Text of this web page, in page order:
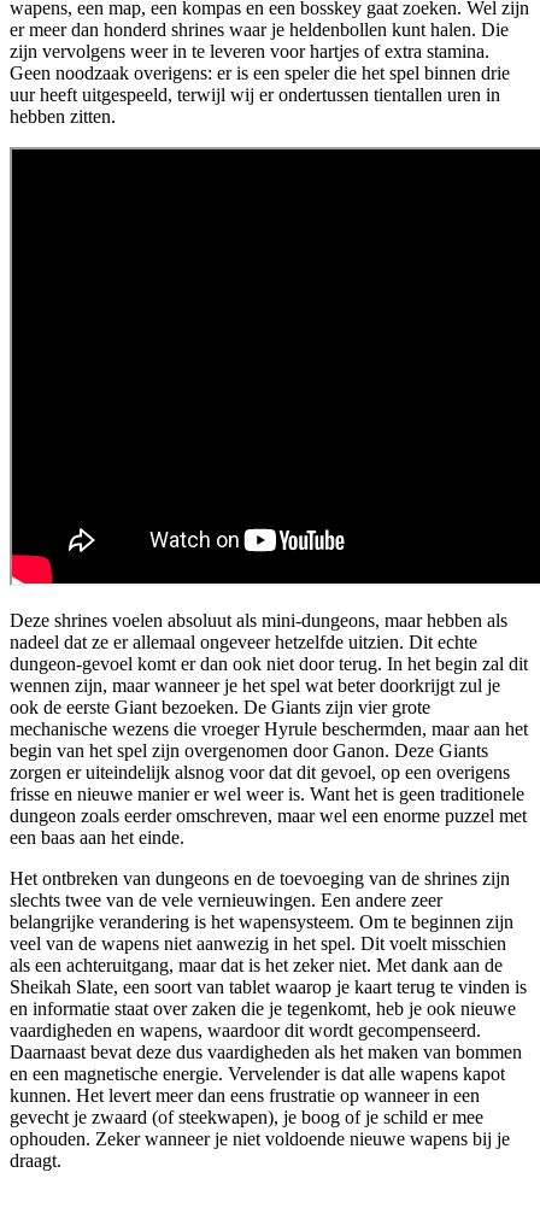
wapens, een map, een kompas en een bosskey gaat zoeken. Wel zijn
er meer dan honderd shrines waar je heldenbollen kunt halen. Die
zijn vervolgens weer in te leveren voor hartjes of extra stamina.
Geen noodzaak overigens: er is een speler die het spel binnen drie
uur heeft uitgespeeld, terwijl wij er ondertussen tientallen uren in
hebben zitten.
Deze shrines voelen absoluut als mini-dungeons, maar hebben als
nadeel dat ze er allemaal ongeveer hetzelfde uitzien. Dit echte
dungeon-gevoel komt er dan ook niet door terug. In het begin zal dit
wennen zijn, maar wanneer je het spel wat beter doorkrijgt zul je
ook de eerste Giant bezoeken. De Giants zijn vier grote
mechanische wezens die vroeger Hyrule beschermden, maar aan het
begin van het spel zijn overgenomen door Ganon. Deze Giants
zorgen er uiteindelijk alsnog voor dat dit gevoel, op een overigens
frisse en nieuwe manier er wel weer is. Want het is geen traditionele
dungeon zoals eerder omschreven, maar wel een enorme puzzel met
een baas aan het einde.
Het ontbreken van dungeons en de toevoeging van de shrines zijn
slechts twee van de vele vernieuwingen. Een andere zeer
belangrijke verandering is het wapensysteem. Om te beginnen zijn
veel van de wapens niet aanwezig in het spel. Dit voelt misschien
als een achteruitgang, maar dat is het zeker niet. Met dank aan de
Sheikah Slate, een soort van tablet waarop je kaart terug te vinden is
en informatie staat over zaken die je tegenkomt, heb je ook nieuwe
vaardigheden en wapens, waardoor dit wordt gecompenseerd.
Daarnaast bevat deze dus vaardigheden als het maken van bommen
en een magnetische energie. Vervelender is dat alle wapens kapot
kunnen. Het levert meer dan eens frustratie op wanneer in een
gevecht je zwaard (of steekwapen), je boog of je schild er mee
ophouden. Zeker wanneer je niet voldoende nieuwe wapens bij je
draagt.